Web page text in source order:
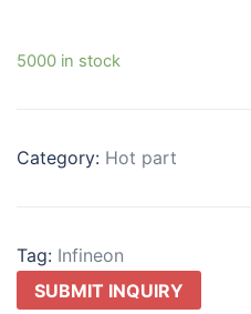
5000 in stock
Category: Hot part
Tag: Infineon
SUBMIT INQUIRY